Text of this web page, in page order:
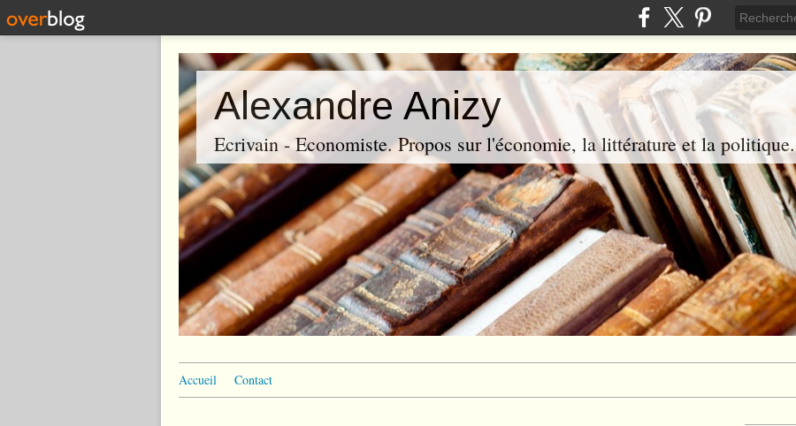
Alexandre Anizy
Ecrivain - Economiste. Propos sur l'économie, la littérature et la politique.
Accueil Contact